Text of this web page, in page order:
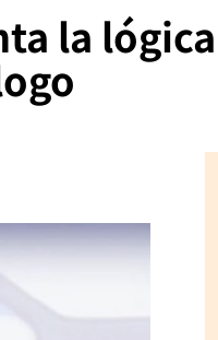
la